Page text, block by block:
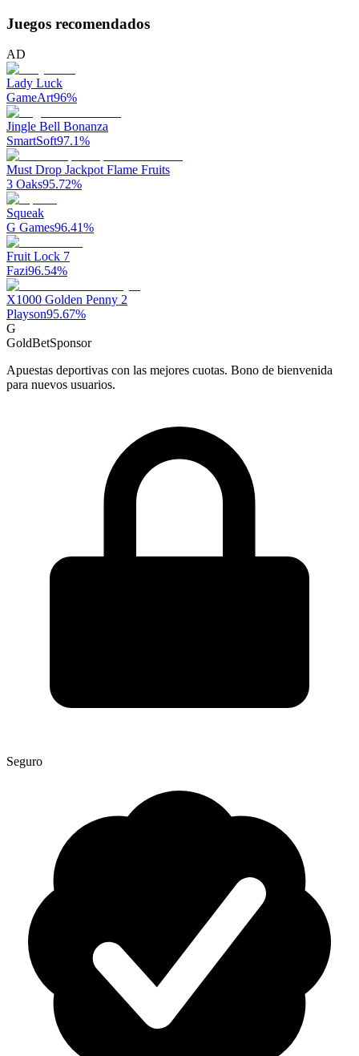
Juegos recomendados
AD
Lady Luck
GameArt96%
Jingle Bell Bonanza
SmartSoft97.1%
Must Drop Jackpot Flame Fruits
3 Oaks95.72%
Squeak
G Games96.41%
Fruit Lock 7
Fazi96.54%
X1000 Golden Penny 2
Playson95.67%
G
GoldBetSponsor
Apuestas deportivas con las mejores cuotas. Bono de bienvenida
para nuevos usuarios.
Seguro